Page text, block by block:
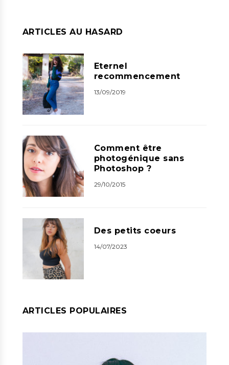
ARTICLES AU HASARD
Eternel
recommencement
13/09/2019
Comment être
photogénique sans
Photoshop ?
29/10/2015
Des petits coeurs
14/07/2023
ARTICLES POPULAIRES